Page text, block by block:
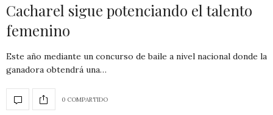
Cacharel sigue potenciando el talento
femenino
Este año mediante un concurso de baile a nivel nacional donde la
ganadora obtendrá una…
0 COMPARTIDO